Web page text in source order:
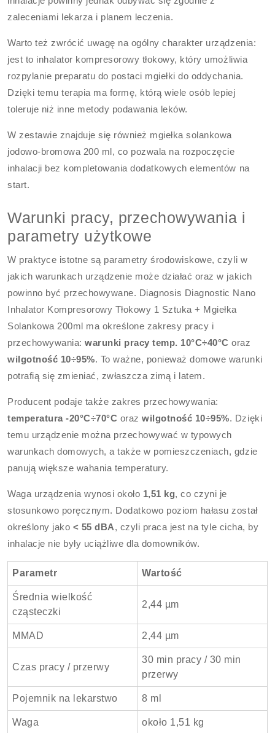
zaleceniami lekarza i planem leczenia.
Warto też zwrócić uwagę na ogólny charakter urządzenia:
jest to inhalator kompresorowy tłokowy, który umożliwia
rozpylanie preparatu do postaci mgiełki do oddychania.
Dzięki temu terapia ma formę, którą wiele osób lepiej
toleruje niż inne metody podawania leków.
W zestawie znajduje się również mgiełka solankowa
jodowo-bromowa 200 ml, co pozwala na rozpoczęcie
inhalacji bez kompletowania dodatkowych elementów na
start.
Warunki pracy, przechowywania i
parametry użytkowe
W praktyce istotne są parametry środowiskowe, czyli w
jakich warunkach urządzenie może działać oraz w jakich
powinno być przechowywane. Diagnosis Diagnostic Nano
Inhalator Kompresorowy Tłokowy 1 Sztuka + Mgiełka
Solankowa 200ml ma określone zakresy pracy i
przechowywania:warunki pracy temp. 10°C÷40°C oraz
wilgotność 10÷95%. To ważne, ponieważ domowe warunki
potrafią się zmieniać, zwłaszcza zimą i latem.
Producent podaje także zakres przechowywania:
temperatura -20°C÷70°C orazwilgotność 10÷95%. Dzięki
temu urządzenie można przechowywać w typowych
warunkach domowych, a także w pomieszczeniach, gdzie
panują większe wahania temperatury.
Waga urządzenia wynosi około 1,51 kg, co czyni je
stosunkowo poręcznym. Dodatkowo poziom hałasu został
określony jako < 55 dBA, czyli praca jest na tyle cicha, by
inhalacje nie były uciążliwe dla domowników.
Parametr Wartość
Średnia wielkość
cząsteczki
2,44 µm
MMAD 2,44 µm
Czas pracy / przerwy
30 min pracy / 30 min
przerwy
Pojemnik na lekarstwo 8 ml
Waga około 1,51 kg